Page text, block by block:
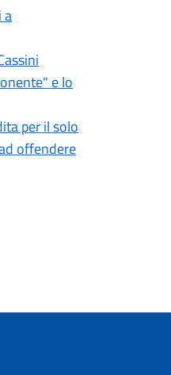
a
e lo
per il solo
offendere